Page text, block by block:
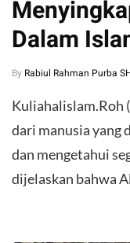
Dalam
By Rabiul Rahman Purba
Kuliahalislam.Roh
dari manusia yang
dan mengetahui
dijelaskan bahwa